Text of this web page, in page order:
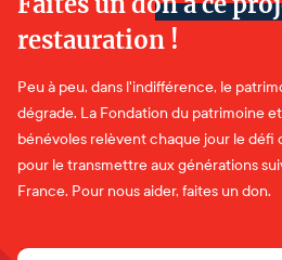
restauration !
Peu à peu, dans l'indifférence, le
dégrade. La Fondation du patrimoine
bénévoles relèvent chaque jour le défi
pour le transmettre aux générations
France. Pour nous aider, faites un don.